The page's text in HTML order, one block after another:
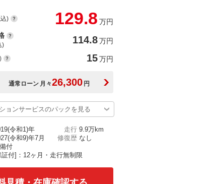
) 129.8 万円
) 114.8万円
15万円
通常ローン 月々26,300 円
ョンサービスのパックを見る
令和1)年 走行 9.9万km
令和9)年7月 修復歴 なし
付
証付]：12ヶ月・走行無制限